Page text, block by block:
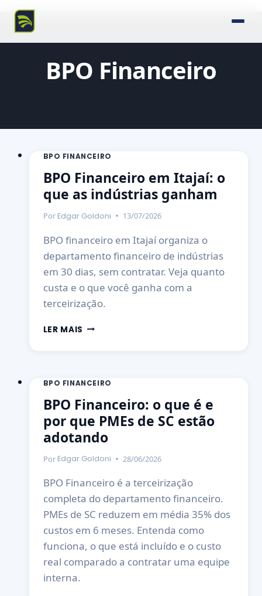
BPO Financeiro
BPO FINANCEIRO
BPO Financeiro em Itajaí: o
que as indústrias ganham
Por Edgar Goldoni 13/07/2026
BPO financeiro em Itajaí organiza o
departamento financeiro de indústrias
em 30 dias, sem contratar. Veja quanto
custa e o que você ganha com a
terceirização.
LER MAIS
BPO FINANCEIRO
BPO Financeiro: o que é e
por que PMEs de SC estão
adotando
Por Edgar Goldoni 28/06/2026
BPO Financeiro é a terceirização
completa do departamento financeiro.
PMEs de SC reduzem em média 35% dos
custos em 6 meses. Entenda como
funciona, o que está incluído e o custo
real comparado a contratar uma equipe
interna.